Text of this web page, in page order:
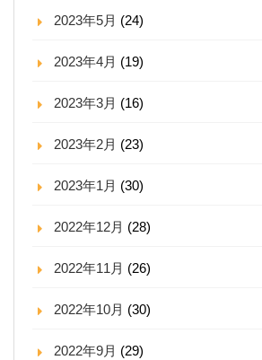
2023年5月 (24)
2023年4月 (19)
2023年3月 (16)
2023年2月 (23)
2023年1月 (30)
2022年12月 (28)
2022年11月 (26)
2022年10月 (30)
2022年9月 (29)